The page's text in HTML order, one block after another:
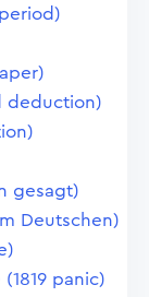
deduction)
gesagt)
Deutschen)
panic)